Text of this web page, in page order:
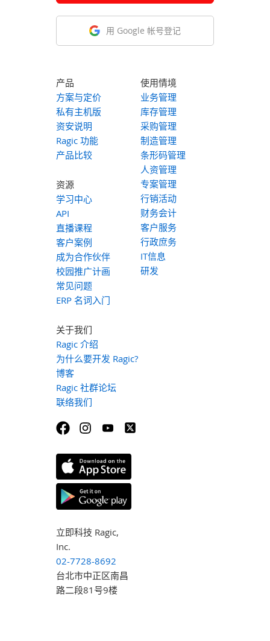
用 Google 帐号登记
产品
方案与定价
私有主机版
资安说明
Ragic 功能
产品比较
资源
学习中心
API
直播课程
客户案例
成为合作伙伴
校园推广计画
常见问题
ERP 名词入门
使用情境
业务管理
库存管理
采购管理
制造管理
条形码管理
人资管理
专案管理
行销活动
财务会计
客户服务
行政庶务
IT信息
研发
关于我们
Ragic 介绍
为什么要开发 Ragic?
博客
Ragic 社群论坛
联络我们
立即科技 Ragic,
Inc.
02-7728-8692
台北市中正区南昌
路二段81号9楼